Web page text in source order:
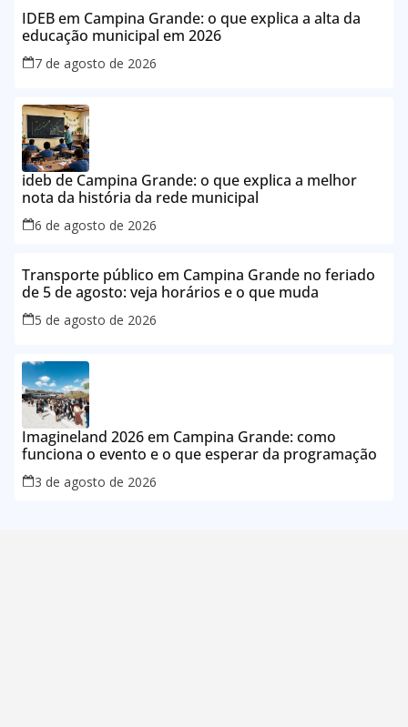
IDEB em Campina Grande: o que explica a alta da
educação municipal em 2026
7 de agosto de 2026
ideb de Campina Grande: o que explica a melhor
nota da história da rede municipal
6 de agosto de 2026
Transporte público em Campina Grande no feriado
de 5 de agosto: veja horários e o que muda
5 de agosto de 2026
Imagineland 2026 em Campina Grande: como
funciona o evento e o que esperar da programação
3 de agosto de 2026